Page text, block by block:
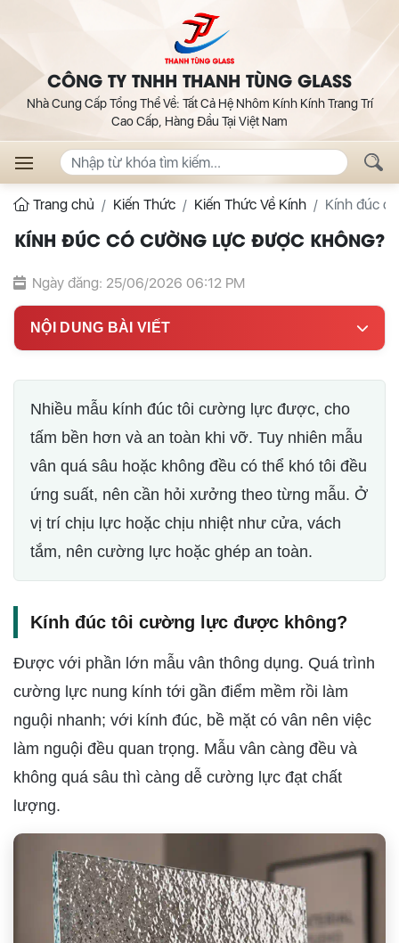
CÔNG TY TNHH THANH TÙNG GLASS
Nhà Cung Cấp Tổng Thể Về: Tất Cả Hệ Nhôm Kính Kính Trang Trí
Cao Cấp, Hàng Đầu Tại Việt Nam
Trang chủ Kiến Thức Kiến Thức Về Kính Kính đúc
KÍNH ĐÚC CÓ CƯỜNG LỰC ĐƯỢC KHÔNG?
Ngày đăng: 25/06/2026 06:12 PM
NỘI DUNG BÀI VIẾT
Nhiều mẫu kính đúc tôi cường lực được, cho
tấm bền hơn và an toàn khi vỡ. Tuy nhiên mẫu
vân quá sâu hoặc không đều có thể khó tôi đều
ứng suất, nên cần hỏi xưởng theo từng mẫu. Ở
vị trí chịu lực hoặc chịu nhiệt như cửa, vách
tắm, nên cường lực hoặc ghép an toàn.
Kính đúc tôi cường lực được không?
Được với phần lớn mẫu vân thông dụng. Quá trình
cường lực nung kính tới gần điểm mềm rồi làm
nguội nhanh; với kính đúc, bề mặt có vân nên việc
làm nguội đều quan trọng. Mẫu vân càng đều và
không quá sâu thì càng dễ cường lực đạt chất
lượng.